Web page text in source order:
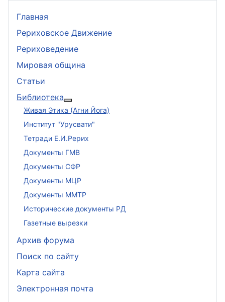
Главная
Рериховское Движение
Рериховедение
Мировая община
Статьи
Библиотека
Подробнее: Библиотека
Живая Этика (Агни Йога)
Институт "Урусвати"
Тетради Е.И.Рерих
Документы ГМВ
Документы СФР
Документы МЦР
Документы ММТР
Исторические документы РД
Газетные вырезки
Архив форума
Поиск по сайту
Карта сайта
Электронная почта